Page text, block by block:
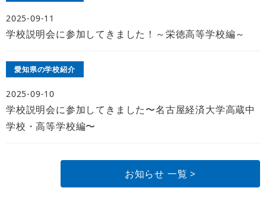
学校説明会に参加してきました！～栄徳高等学校編～
2025-09-11
愛知県の学校紹介
学校説明会に参加してきました〜名古屋経済大学高蔵中
学校・高等学校編〜
2025-09-10
お知らせ 一覧 >